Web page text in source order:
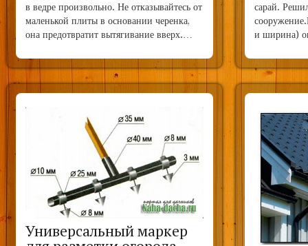
в ведре произвольно. Не отказывайтесь от
маленькой плиты в основании черенка,
она предотвратит вытягивание вверх.…
сарай.
и ширина)
Универсальный маркер